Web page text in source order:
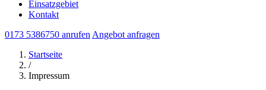
Einsatzgebiet
Kontakt
0173 5386750 anrufen Angebot anfragen
Startseite
/
Impressum